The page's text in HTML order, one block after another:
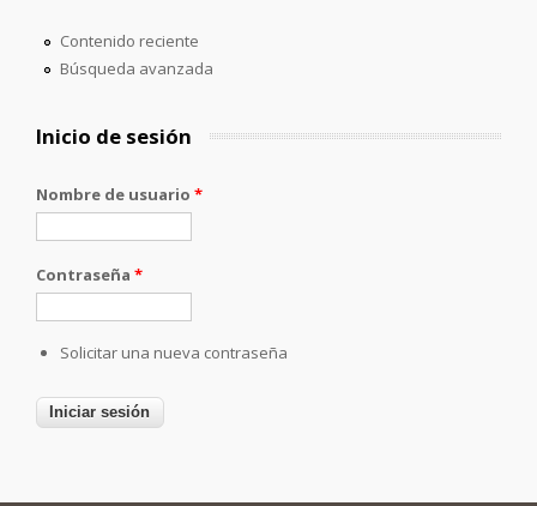
Contenido reciente
Búsqueda avanzada
Inicio de sesión
Nombre de usuario *
Contraseña *
Solicitar una nueva contraseña